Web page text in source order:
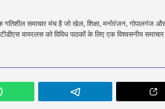
समाचार मंच है जो खेल, शिक्षा, मनोरंजन, गोपालगंज
वायरलस को विविध पाठकों के लिए एक विश्वसनीय